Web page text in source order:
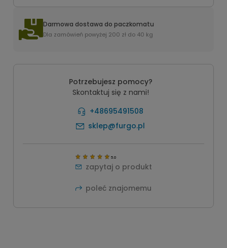
Darmowa dostawa do paczkomatu
Dla zamówień powyżej 200 zł do 40 kg
Potrzebujesz pomocy?
Skontaktuj się z nami!
+48695491508
sklep@furgo.pl
5.0
zapytaj o produkt
poleć znajomemu